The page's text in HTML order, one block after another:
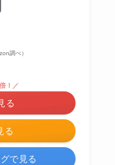
調べ）
る
！／
る
で見る